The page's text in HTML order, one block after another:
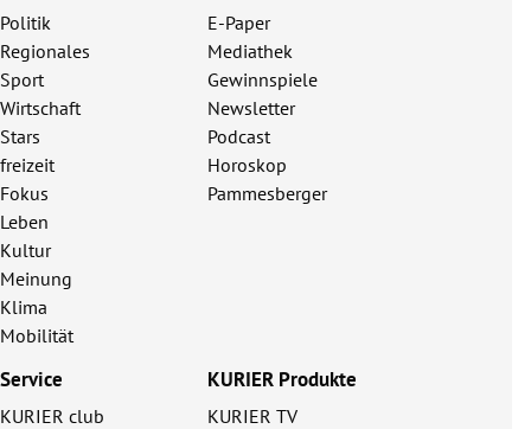
Politik
Regionales
Sport
Wirtschaft
Stars
freizeit
Fokus
Leben
Kultur
Meinung
Klima
Mobilität
E-Paper
Mediathek
Gewinnspiele
Newsletter
Podcast
Horoskop
Pammesberger
Service
KURIER club
KURIER Produkte
KURIER TV